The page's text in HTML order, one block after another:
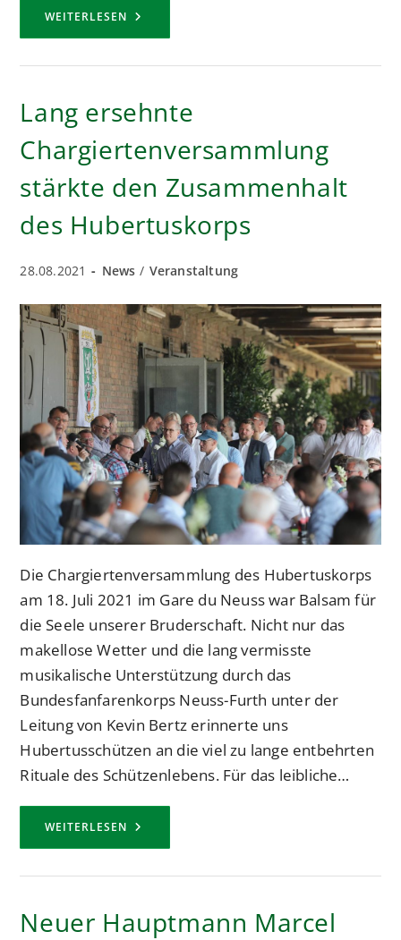
WEITERLESEN VORWORT
HUBERTUS
AUGUST
HAUPTMANN
MARCEL
Lang ersehnte
Chargiertenversammlung
stärkte den Zusammenhalt
des Hubertuskorps
Beitrag
28.08.2021
Beitrags-
News / Veranstaltung
Die Chargiertenversammlung des Hubertuskorps
am 18. Juli 2021 im Gare du Neuss war Balsam für
die Seele unserer Bruderschaft. Nicht nur das
makellose Wetter und die lang vermisste
musikalische Unterstützung durch das
Bundesfanfarenkorps Neuss-Furth unter der
Leitung von Kevin Bertz erinnerte uns
Hubertusschützen an die viel zu lange entbehrten
Rituale des Schützenlebens. Für das leibliche…
WEITERLESEN LANG
CHARGIERTENVERSAMMLUNG
DEN
HUBERTUSKORPS
Neuer Hauptmann Marcel